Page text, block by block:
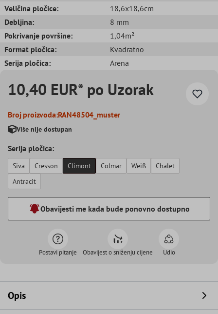
Veličina pločice:
18,6x18,6cm
Debljina:
8 mm
Pokrivanje površine:
1,04m²
Format pločica:
Kvadratno
Serija pločica:
Arena
10,40 EUR* po Uzorak
Broj proizvoda:RAN48504_muster
Više nije dostupan
Serija pločica:
Siva Cresson Climont Colmar Weiß
Chalet
Antracit
Obavijesti me kada bude ponovno dostupno
Postavi pitanje Obavijest o sniženju cijene Udio
Opis